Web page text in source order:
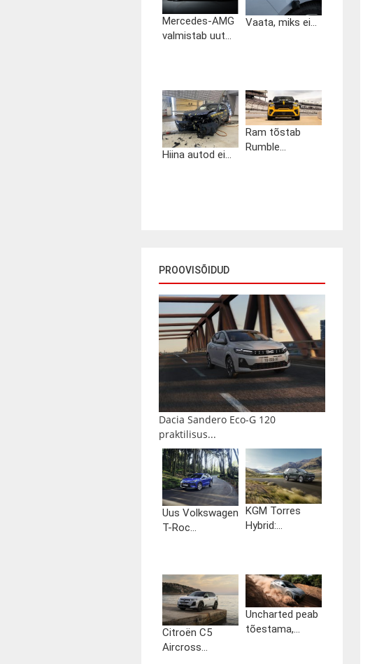
Mercedes-AMG
valmistab uut...
Vaata, miks ei...
Hiina autod ei...
Ram tõstab
Rumble...
PROOVISÕIDUD
Dacia Sandero Eco-G 120
praktilisus...
Uus Volkswagen
T-Roc...
KGM Torres
Hybrid:...
Citroën C5
Aircross...
Uncharted peab
tõestama,...